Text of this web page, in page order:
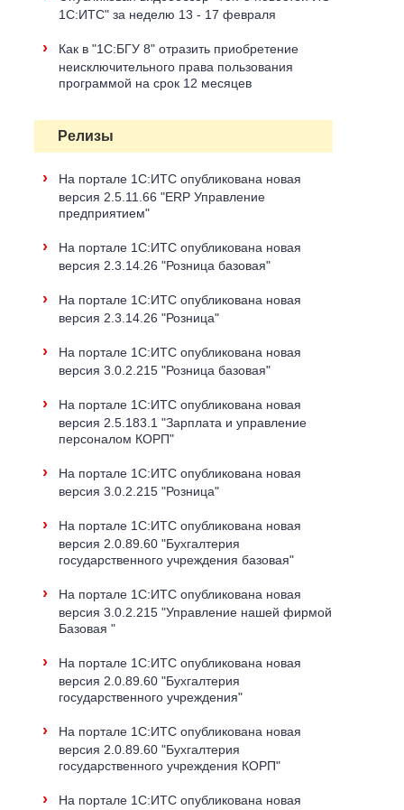
1С:ИТС" за неделю 13 - 17 февраля
›
Как в "1С:БГУ 8" отразить приобретение
неисключительного права пользования
программой на срок 12 месяцев
Релизы
›
На портале 1С:ИТС опубликована новая
версия 2.5.11.66 "ERP Управление
предприятием"
›
На портале 1С:ИТС опубликована новая
версия 2.3.14.26 "Розница базовая"
›
На портале 1С:ИТС опубликована новая
версия 2.3.14.26 "Розница"
›
На портале 1С:ИТС опубликована новая
версия 3.0.2.215 "Розница базовая"
›
На портале 1С:ИТС опубликована новая
версия 2.5.183.1 "Зарплата и управление
персоналом КОРП"
›
На портале 1С:ИТС опубликована новая
версия 3.0.2.215 "Розница"
›
На портале 1С:ИТС опубликована новая
версия 2.0.89.60 "Бухгалтерия
государственного учреждения базовая"
›
На портале 1С:ИТС опубликована новая
версия 3.0.2.215 "Управление нашей фирмой
Базовая "
›
На портале 1С:ИТС опубликована новая
версия 2.0.89.60 "Бухгалтерия
государственного учреждения"
›
На портале 1С:ИТС опубликована новая
версия 2.0.89.60 "Бухгалтерия
государственного учреждения КОРП"
›
На портале 1С:ИТС опубликована новая